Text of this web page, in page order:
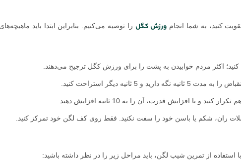
کنید، به شما انجام ورزش کگل را توصیه می‌کنیم. بنابراین ابتدا باید
کنید؛ اکثر مردم خوابیدن به پشت را برای ورزش کگل ترجیح می‌دهند.
5 ثانیه دیگر استراحت کنید.
ران، شکم یا باسن خود را سفت نکنید. فقط روی کف لگن خود تمرکز کنید.
از تمرین شیب لگن، باید مراحل زیر را در نظر داشته باشید: